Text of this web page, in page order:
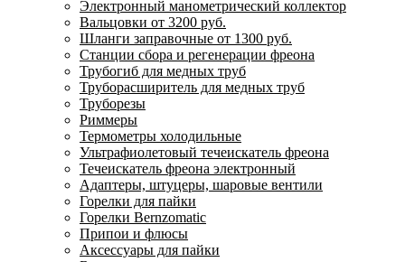
Электронный манометрический коллектор
Вальцовки от 3200 руб.
Шланги заправочные от 1300 руб.
Станции сбора и регенерации фреона
Трубогиб для медных труб
Труборасширитель для медных труб
Труборезы
Риммеры
Термометры холодильные
Ультрафиолетовый течеискатель фреона
Течеискатель фреона электронный
Адаптеры, штуцеры, шаровые вентили
Горелки для пайки
Горелки Bernzomatic
Припои и флюсы
Аксессуары для пайки